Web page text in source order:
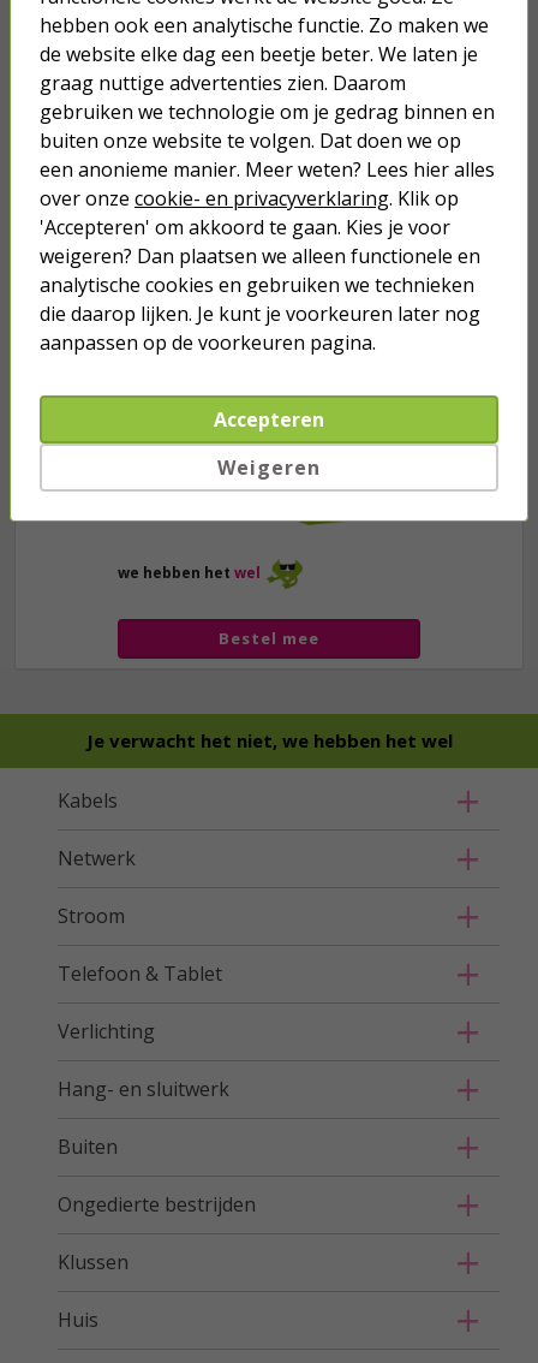
Je verwacht het niet
Turbo onkruidverdelger (Concentraat,
3x 100ml) | Ook voor je gazon!
40,
89
we hebben het wel
Bestel mee
4,95
Je verwacht het niet, we hebben het wel
Kabels
Netwerk
Stroom
Telefoon & Tablet
Verlichting
Hang- en sluitwerk
Buiten
Ongedierte bestrijden
Klussen
Huis
hebben ook een analytische functie. Zo maken we
de website elke dag een beetje beter. We laten je
graag nuttige advertenties zien. Daarom
gebruiken we technologie om je gedrag binnen en
buiten onze website te volgen. Dat doen we op
een anonieme manier. Meer weten? Lees hier alles
over onze cookie- en privacyverklaring. Klik op
'Accepteren' om akkoord te gaan. Kies je voor
weigeren? Dan plaatsen we alleen functionele en
analytische cookies en gebruiken we technieken
die daarop lijken. Je kunt je voorkeuren later nog
aanpassen op de voorkeuren pagina.
Accepteren
Weigeren